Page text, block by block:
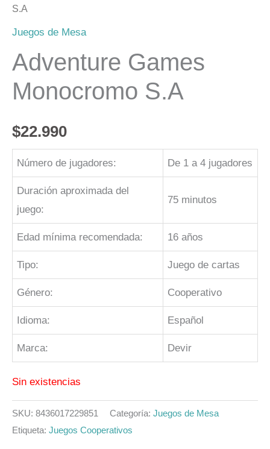
S.A
Juegos de Mesa
Adventure Games
Monocromo S.A
$22.990
Número de jugadores: De 1 a 4 jugadores
Duración aproximada del
juego:
75 minutos
Edad mínima recomendada: 16 años
Tipo: Juego de cartas
Género: Cooperativo
Idioma: Español
Marca: Devir
Sin existencias
SKU: 8436017229851 Categoría: Juegos de Mesa
Etiqueta: Juegos Cooperativos